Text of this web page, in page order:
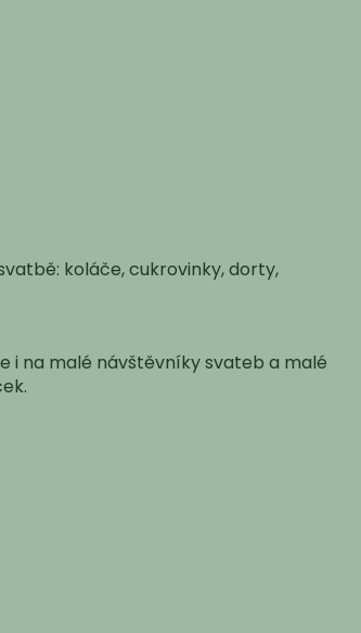
koláče, cukrovinky, dorty,
i na malé návštěvníky svateb a malé